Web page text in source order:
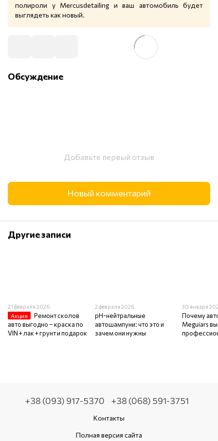
полироли у Mercusdetailing и ваш автомобиль будет
выглядеть как новый.
Обсуждение
Добавьте первый отзыв
Новый комментарий
Другие записи
21 февраля 2026
Акция
Ремонт сколов
авто выгодно – краска по
VIN + лак + грунт и подарок
2 февраля 2026
pH-нейтральные
автошампуни: что это и
зачем они нужны
30 января
Почему
Meguiars
+38 (093) 917-5370 +38 (068) 591-3751
Контакты
Полная версия сайта